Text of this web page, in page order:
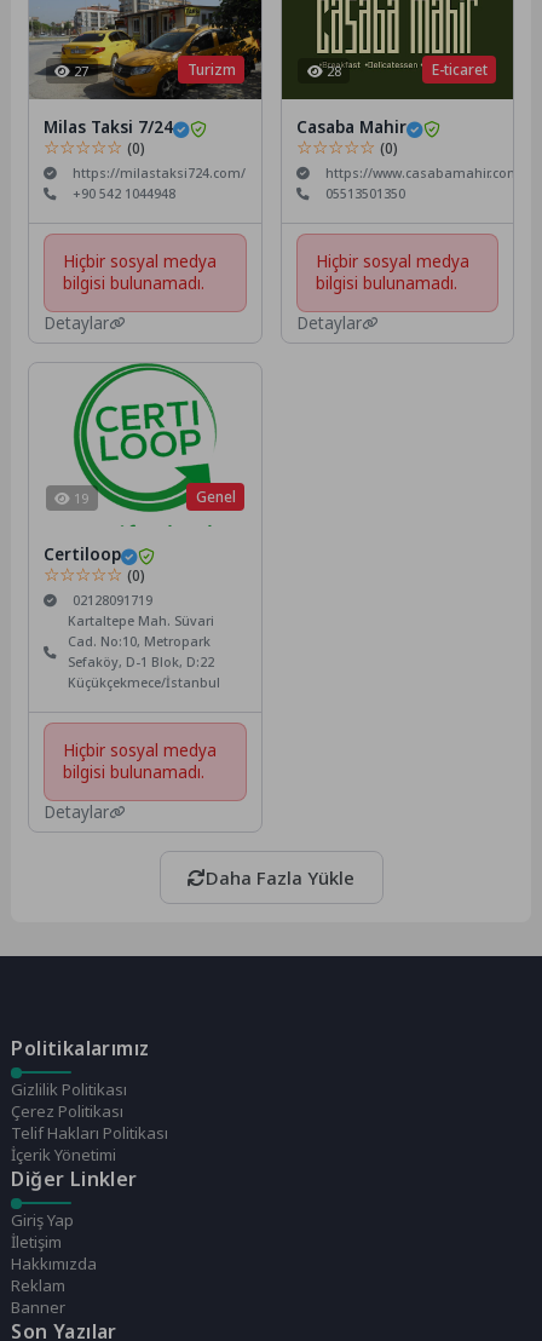
Turizm
27
Milas Taksi 7/24
☆☆☆☆☆(0)
https://milastaksi724.com/
+90 542 1044948
Hiçbir sosyal medya
bilgisi bulunamadı.
Detaylar
E-ticaret
28
Casaba Mahir
☆☆☆☆☆ (0)
https://www.casabamahir.com/
05513501350
Hiçbir sosyal medya
bilgisi bulunamadı.
Detaylar
Genel
19
Certiloop
☆☆☆☆☆(0)
02128091719
Kartaltepe Mah. Süvari
Cad. No:10, Metropark
Sefaköy, D-1 Blok, D:22
Küçükçekmece/İstanbul
Hiçbir sosyal medya
bilgisi bulunamadı.
Detaylar
Daha Fazla Yükle
Politikalarımız
Gizlilik Politikası
Çerez Politikası
Telif Hakları Politikası
İçerik Yönetimi
Diğer Linkler
Giriş Yap
İletişim
Hakkımızda
Reklam
Banner
Son Yazılar